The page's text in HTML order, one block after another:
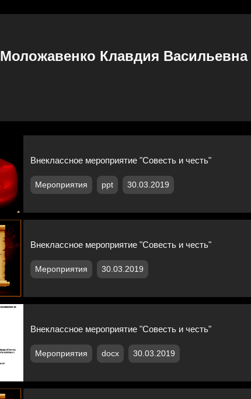
Моложавенко Клавдия Васильевна
Внеклассное мероприятие "Совесть и честь"
Мероприятия ppt 30.03.2019
Внеклассное мероприятие "Совесть и честь"
Мероприятия 30.03.2019
Внеклассное мероприятие "Совесть и честь"
Мероприятия docx 30.03.2019